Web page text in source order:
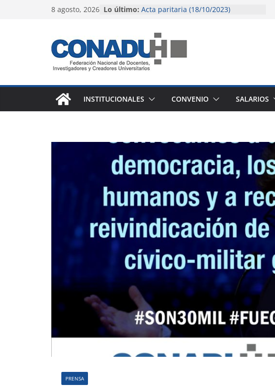
8 agosto, 2026 Lo último: Acta paritaria (18/10/2023)
universitaria y preuniversitaria
Instructivo para liquidación
(octubre 2023)
Instructivo para liquidación (junio a
Acta paritaria (9/6/2023)
INSTITUCIONALES
CONVENIO SALARIOS
PRENSA